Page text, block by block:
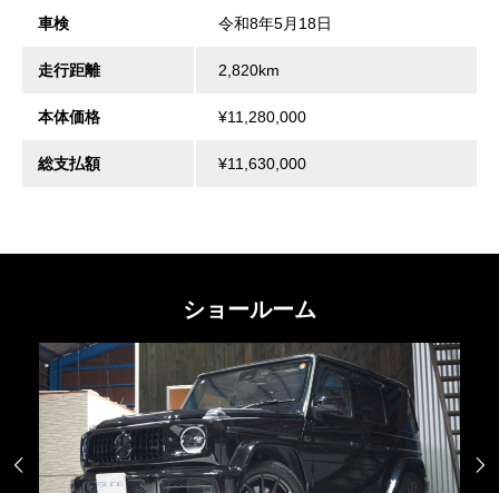
車検 令和8年5月18日
走行距離 2,820km
本体価格 ¥11,280,000
総支払額 ¥11,630,000
ショールーム
 